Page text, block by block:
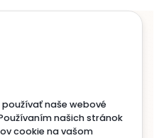
naše webové
našich stránok
cookie na vašom